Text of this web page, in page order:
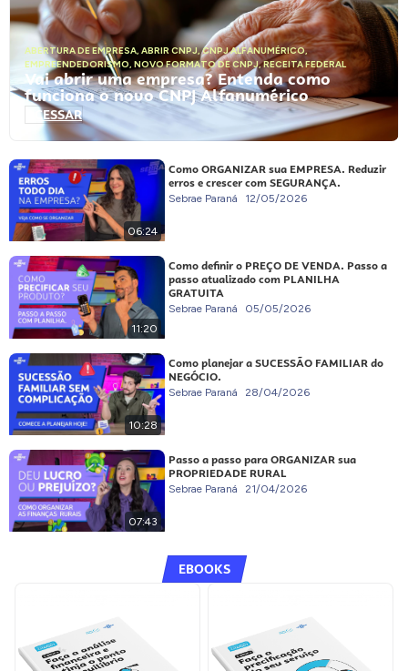
ABERTURA DE EMPRESA, ABRIR CNPJ,CNPJ ALFANUMÉRICO,
EMPREENDEDORISMO, NOVO FORMATO DE CNPJ,RECEITA FEDERAL
Vai abrir uma empresa? Entenda como
funciona o novo CNPJ Alfanumérico
ACESSAR
06:24
Como ORGANIZAR sua EMPRESA. Reduzir
erros e crescer com SEGURANÇA.
Sebrae Paraná 12/05/2026
11:20
Como definir o PREÇO DE VENDA. Passo a
passo atualizado com PLANILHA
GRATUITA
Sebrae Paraná 05/05/2026
10:28
Como planejar a SUCESSÃO FAMILIAR do
NEGÓCIO.
Sebrae Paraná 28/04/2026
07:43
Passo a passo para ORGANIZAR sua
PROPRIEDADE RURAL
Sebrae Paraná 21/04/2026
EBOOKS